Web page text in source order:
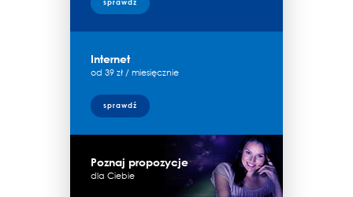
sprawdź
Internet
od 39 zł / miesięcznie
sprawdź
Poznaj propozycje
dla Ciebie